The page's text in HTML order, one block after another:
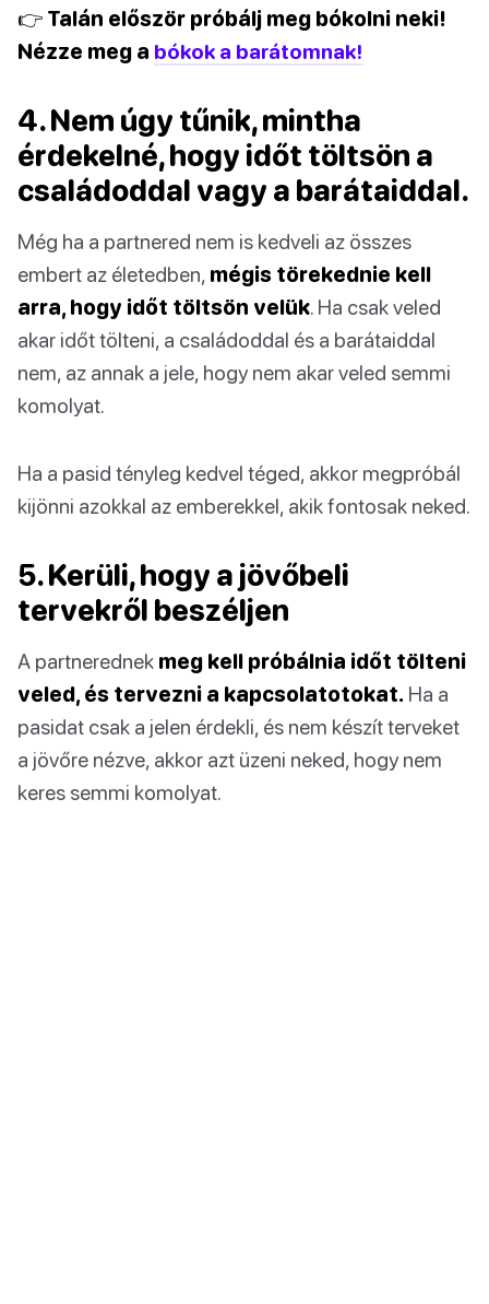
👉 Talán először próbálj meg bókolni neki!
Nézze meg a bókok a barátomnak!
4. Nem úgy tűnik, mintha
érdekelné, hogy időt töltsön a
családoddal vagy a barátaiddal.
Még ha a partnered nem is kedveli az összes
embert az életedben, mégis törekednie kell
arra, hogy időt töltsön velük. Ha csak veled
akar időt tölteni, a családoddal és a barátaiddal
nem, az annak a jele, hogy nem akar veled semmi
komolyat.
Ha a pasid tényleg kedvel téged, akkor megpróbál
kijönni azokkal az emberekkel, akik fontosak neked.
5. Kerüli, hogy a jövőbeli
tervekről beszéljen
A partnerednek meg kell próbálnia időt tölteni
veled, és tervezni a kapcsolatotokat. Ha a
pasidat csak a jelen érdekli, és nem készít terveket
a jövőre nézve, akkor azt üzeni neked, hogy nem
keres semmi komolyat.